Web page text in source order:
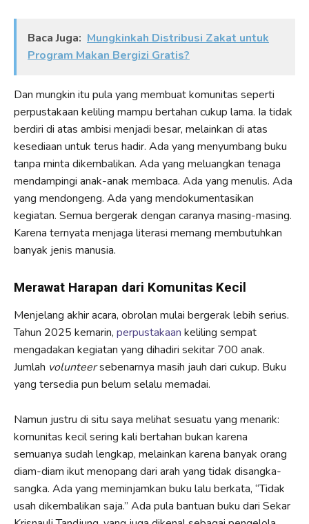
Baca Juga: Mungkinkah Distribusi Zakat untuk
Program Makan Bergizi Gratis?
Dan mungkin itu pula yang membuat komunitas seperti
perpustakaan keliling mampu bertahan cukup lama. Ia tidak
berdiri di atas ambisi menjadi besar, melainkan di atas
kesediaan untuk terus hadir. Ada yang menyumbang buku
tanpa minta dikembalikan. Ada yang meluangkan tenaga
mendampingi anak-anak membaca. Ada yang menulis. Ada
yang mendongeng. Ada yang mendokumentasikan
kegiatan. Semua bergerak dengan caranya masing-masing.
Karena ternyata menjaga literasi memang membutuhkan
banyak jenis manusia.
Merawat Harapan dari Komunitas Kecil
Menjelang akhir acara, obrolan mulai bergerak lebih serius.
Tahun 2025 kemarin, perpustakaan keliling sempat
mengadakan kegiatan yang dihadiri sekitar 700 anak.
Jumlah volunteersebenarnya masih jauh dari cukup. Buku
yang tersedia pun belum selalu memadai.
Namun justru di situ saya melihat sesuatu yang menarik:
komunitas kecil sering kali bertahan bukan karena
semuanya sudah lengkap, melainkan karena banyak orang
diam-diam ikut menopang dari arah yang tidak disangka-
sangka. Ada yang meminjamkan buku lalu berkata, “Tidak
usah dikembalikan saja.” Ada pula bantuan buku dari Sekar